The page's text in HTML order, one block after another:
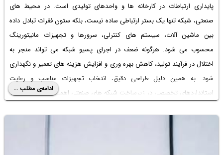
پایداری ارتباطات در کارخانه ها و واحدهای تولیدی است. در محیط های
صنعتی، شبکه تنها یک بستر ارتباطی ساده نیست، بلکه ستون فقرات تبادل داده
بین ماشین آلات، سیستم های کنترلی، سرورها و تجهیزات مانیتورینگ
محسوب می شود. هرگونه ضعف در اجرای پسیو شبکه می تواند منجر به
اختلال در فرآیند تولید، کاهش بهره وری و افزایش هزینه های تعمیر و نگهداری
شود. به همین دلیل طراحی دقیق، انتخاب تجهیزات مناسب و رعایت
استانداردهای تخصصی در زیرساخت شبکه های صنعتی اهمیت دو چندان دارد.
ادامه‌ی مطلب ...